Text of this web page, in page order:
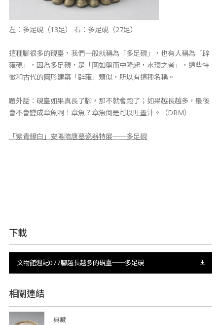
左：多足硯（13足） 右：多足硯（27足）
這種腳很多的硯臺，我們一般就稱為「多足硯」，也有人稱為「辟
雍硯」，因為多足硯，是「圓如盤而中隆起，水環之者」，這些特
徵和古代的圓形建築「辟雍」類似，所以有這種名稱。
題外話：硯臺如果真長了腳，那不就會跑了；如果越長越多，最後
會不會變成章魚啊！章魚？章魚倒是可以吐墨汁。（DRM）
「縈青繚白」安陽隋唐墓瓷器特展──多足硯
下載
文物館週記077腳越長越多的硯臺──多足硯
相關連結
典藏